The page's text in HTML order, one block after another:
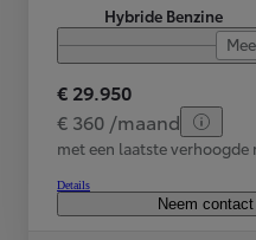
Hybride Benzine
€ 29.950
€ 360 /maand
met een laatste
Details
Neem